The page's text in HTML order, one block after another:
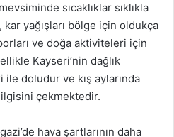
sıcaklıklar sıklıkla
kar yağışları bölge için oldukça
ve doğa aktiviteleri için
Kayseri’nin dağlık
doludur ve kış aylarında
çekmektedir.
hava şartlarının daha